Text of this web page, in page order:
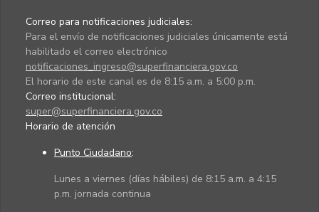
Correo para notificaciones judiciales:
Para el envío de notificaciones judiciales únicamente está
habilitado el correo electrónico
notificaciones_ingreso@superfinanciera.gov.co
El horario de este canal es de 8:15 a.m. a 5:00 p.m.
Correo institucional:
super@superfinanciera.gov.co
Horario de atención
Punto Ciudadano:
Lunes a viernes (días hábiles) de 8:15 a.m. a 4:15
p.m. jornada continua